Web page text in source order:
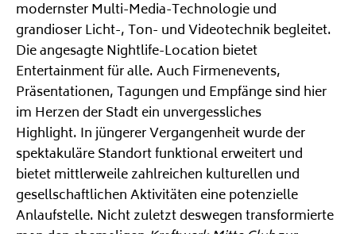
modernster Multi-Media-Technologie und
grandioser Licht-, Ton- und Videotechnik begleitet.
Die angesagte Nightlife-Location bietet
Entertainment für alle. Auch Firmenevents,
Präsentationen, Tagungen und Empfänge sind hier
im Herzen der Stadt ein unvergessliches
Highlight. In jüngerer Vergangenheit wurde der
spektakuläre Standort funktional erweitert und
bietet mittlerweile zahlreichen kulturellen und
gesellschaftlichen Aktivitäten eine potenzielle
Anlaufstelle. Nicht zuletzt deswegen transformierte